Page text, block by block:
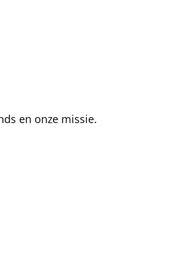
en onze missie.